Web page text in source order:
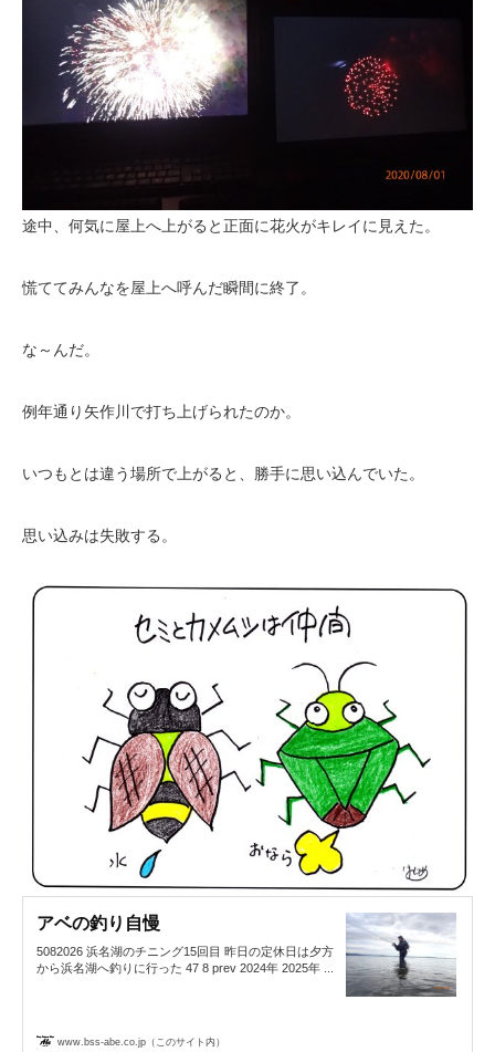
途中、何気に屋上へ上がると正面に花火がキレイに見えた。
慌ててみんなを屋上へ呼んだ瞬間に終了。
な～んだ。
例年通り矢作川で打ち上げられたのか。
いつもとは違う場所で上がると、勝手に思い込んでいた。
思い込みは失敗する。
アベの釣り自慢
5082026 浜名湖のチニング15回目 昨日の定休日は夕方
から浜名湖へ釣りに行った 47 8 prev 2024年 2025年 ...
www.bss-abe.co.jp（このサイト内）